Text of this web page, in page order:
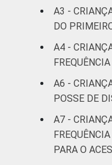
CLASSE
SOCIAL
COR OU RAÇA
A3 -
DO
A4 -
A6 -
POSSE DE
A7 -
PARA O